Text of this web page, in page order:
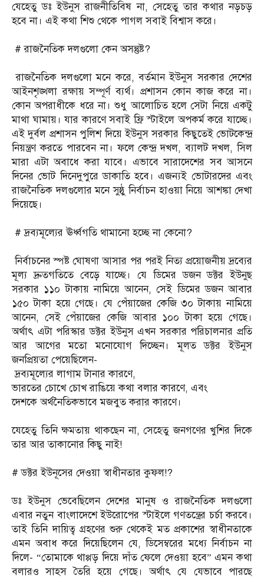
যেহেতু ডঃ ইউনুস রাজনীতিবিষ না, সেহেতু তার কথার নড়চড়
হবে না। এই কথা শিশু থেকে পাগল সবাই বিশ্বাস করে।
‎ # রাজনৈতিক দলগুলো কেন অসন্তুষ্ট?
‎ রাজনৈতিক দলগুলো মনে করে, বর্তমান ইউনুস সরকার দেশের
আইনশৃঙ্খলা রক্ষায় সম্পূর্ণ ব্যর্থ। প্রশাসন কোন কাজ করে না।
কোন অপরাধীকে ধরে না। শুধু আলোচিত হলে সেটা নিয়ে একটু
মাথা ঘামায়। যার কারণে সবাই ফ্রি স্টাইলে অপকর্ম করে যাচ্ছে।
এই দুর্বল প্রশাসন পুলিশ দিয়ে ইউনুস সরকার কিছুতেই ভোটকেন্দ্র
নিয়ন্ত্রণ করতে পারবেন না। ফলে কেন্দ্র দখল, ব্যালট দখল, সিল
মারা এটা অবাধে করা যাবে। এভাবে সারাদেশের সব আসনে
দিনের ভোট দিনেদুপুরে ডাকাতি হবে। এজন্যই ভোটারদের এবং
রাজনৈতিক দলগুলোর মনে সুষ্ঠু নির্বাচন হাওয়া নিয়ে আশঙ্কা দেখা
দিয়েছে।
‎ # দ্রব্যমূল্যের ঊর্ধ্বগতি থামানো হচ্ছে না কেনো?
‎ নির্বাচনের স্পষ্ট ঘোষণা আসার পর পরই নিত্য প্রয়োজনীয় দ্রব্যের
মূল্য দ্রুতগতিতে বেড়ে যাচ্ছে। যে ডিমের ডজন ডক্টর ইউনুছ
সরকার ১১০ টাকায় নামিয়ে আনেন, সেই ডিমের ডজন আবার
১৫০ টাকা হয়ে গেছে। যে পেঁয়াজের কেজি ৩০ টাকায় নামিয়ে
আনেন, সেই পেঁয়াজের কেজি আবার ১০০ টাকা হয়ে গেছে।
অর্থাৎ এটা পরিস্কার ডক্টর ইউনুস এখন সরকার পরিচালনার প্রতি
আর আগের মতো মনোযোগ দিচ্ছেন। মূলত ডক্টর ইউনুস
জনপ্রিয়তা পেয়েছিলেন-
‎ দ্রব্যমূল্যের লাগাম টানার কারণে,
‎ভারতের চোখে চোখ রাঙিয়ে কথা বলার কারণে, এবং
‎দেশকে অর্থনৈতিকভাবে মজবুত করার কারণে।
‎যেহেতু তিনি ক্ষমতায় থাকছেন না, সেহেতু জনগণের খুশির দিকে
তার আর তাকানোর কিছু নাই!
‎# ডক্টর ইউনূসের দেওয়া স্বাধীনতার কুফল!?
‎ডঃ ইউনুস ভেবেছিলেন দেশের মানুষ ও রাজনৈতিক দলগুলো
এবার নতুন বাংলাদেশে ইউরোপের স্টাইলে গণতন্ত্রের চর্চা করবে।
তাই তিনি দায়িত্ব গ্রহণের শুরু থেকেই মত প্রকাশের স্বাধীনতাকে
এমন অবাধ করে দিয়েছিলেন যে, ডিসেম্বরের মধ্যে নির্বাচন না
দিলে- “তোমাকে থাপ্পড় দিয়ে দাঁত ফেলে দেওয়া হবে” এমন কথা
বলারও সাহস তৈরি হয়ে গেছে। অর্থাৎ যে যেভাবে পারছে